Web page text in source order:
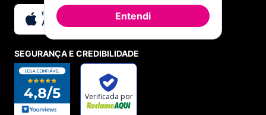
SEGURANÇA E CREDIBILIDADE
Entendi